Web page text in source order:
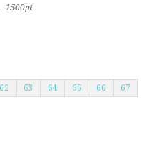
1500pt
62 63 64 65 66 67